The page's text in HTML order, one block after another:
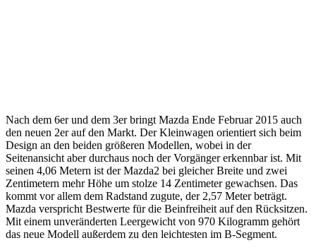
Nach dem 6er und dem 3er bringt Mazda Ende Februar 2015 auch
den neuen 2er auf den Markt. Der Kleinwagen orientiert sich beim
Design an den beiden größeren Modellen, wobei in der
Seitenansicht aber durchaus noch der Vorgänger erkennbar ist. Mit
seinen 4,06 Metern ist der Mazda2 bei gleicher Breite und zwei
Zentimetern mehr Höhe um stolze 14 Zentimeter gewachsen. Das
kommt vor allem dem Radstand zugute, der 2,57 Meter beträgt.
Mazda verspricht Bestwerte für die Beinfreiheit auf den Rücksitzen.
Mit einem unveränderten Leergewicht von 970 Kilogramm gehört
das neue Modell außerdem zu den leichtesten im B-Segment.